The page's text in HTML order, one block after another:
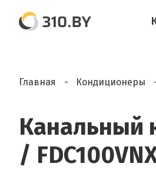
Главная Кондиционеры
Канальный
/